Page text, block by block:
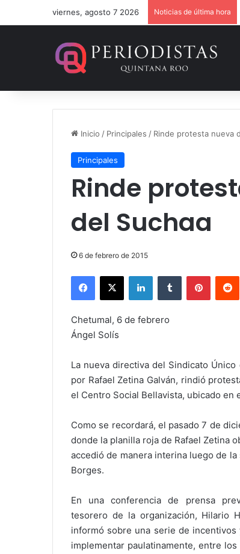
viernes, agosto 7 2026 Noticias de última hora
Inicio / Principales / Rinde protesta nueva
Principales
Rinde
del Suchaa
6 de febrero de 2015
Facebook
X LinkedInTumblr Pinterest
Chetumal, 6 de febrero
Ángel Solís
La nueva directiva del Sindicato
por Rafael Zetina Galván, rindió
el Centro Social Bellavista, ubicado en
Como se recordará, el pasado 7 de
donde la planilla roja de Rafael Zetina
accedió de manera interina luego de
Borges.
En una conferencia de prensa
tesorero de la organización, Hilario
informó sobre una serie de
implementar paulatinamente, entre